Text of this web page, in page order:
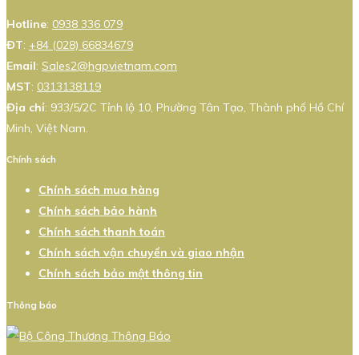
Hotline: 0938 336 079
ĐT: +84 (028) 66834679
Email: Sales2@hgpvietnam.com
MST: 0313138119
Địa chỉ: 933/5/2C Tỉnh lộ 10, Phường Tân Tạo, Thành phố Hồ Chí
Minh, Việt Nam.
Chính sách
Chính sách mua hàng
Chính sách bảo hành
Chính sách thanh toán
Chính sách vận chuyển và giao nhận
Chính sách bảo mật thông tin
Thông báo